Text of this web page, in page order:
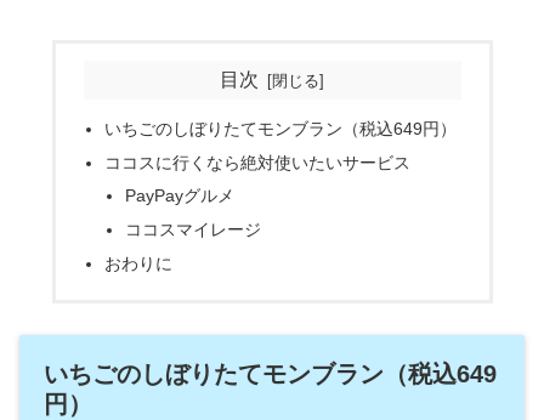
目次
いちごのしぼりたてモンブラン（税込649円）
ココスに行くなら絶対使いたいサービス
PayPayグルメ
ココスマイレージ
おわりに
いちごのしぼりたてモンブラン（税込649
円）